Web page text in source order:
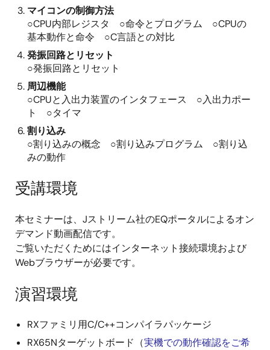
マイコンの制御方法
○CPU内部レジスタ ○命令とプログラム ○CPUの
基本動作と命令 ○C言語との対比
発振回路とリセット
○発振回路とリセット
周辺機能
○CPUと入出力装置のインタフェース ○入出力ポー
ト ○タイマ
割り込み
○割り込みの概念 ○割り込みプログラム ○割り込
みの動作
受講環境
本セミナーは、Jストリーム社のEQポータルによるオン
デマンド動画配信です。
ご覧いただくためにはインターネット接続環境および
Webブラウザーが必要です。
演習環境
RXファミリ用C/C++コンパイラパッケージ
RX65Nターゲットボード（実機での動作確認をご希